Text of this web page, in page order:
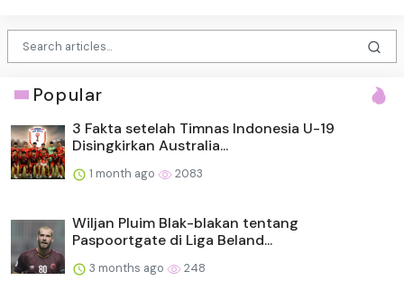
Popular
3 Fakta setelah Timnas Indonesia U-19
Disingkirkan Australia...
1 month ago 2083
Wiljan Pluim Blak-blakan tentang
Paspoortgate di Liga Beland...
3 months ago 248